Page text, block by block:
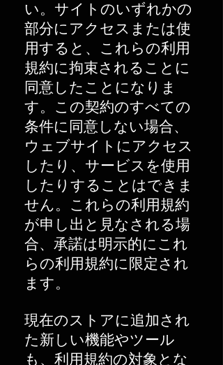
い。サイトのいずれかの
部分にアクセスまたは使
用すると、これらの利用
規約に拘束されることに
同意したことになりま
す。この契約のすべての
条件に同意しない場合、
ウェブサイトにアクセス
したり、サービスを使用
したりすることはできま
せん。これらの利用規約
が申し出と見なされる場
合、承諾は明示的にこれ
らの利用規約に限定され
ます。
現在のストアに追加され
た新しい機能やツール
も、利用規約の対象とな